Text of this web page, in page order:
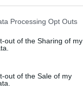
Processing Opt Outs
out of the Sharing of my
out of the Sale of my